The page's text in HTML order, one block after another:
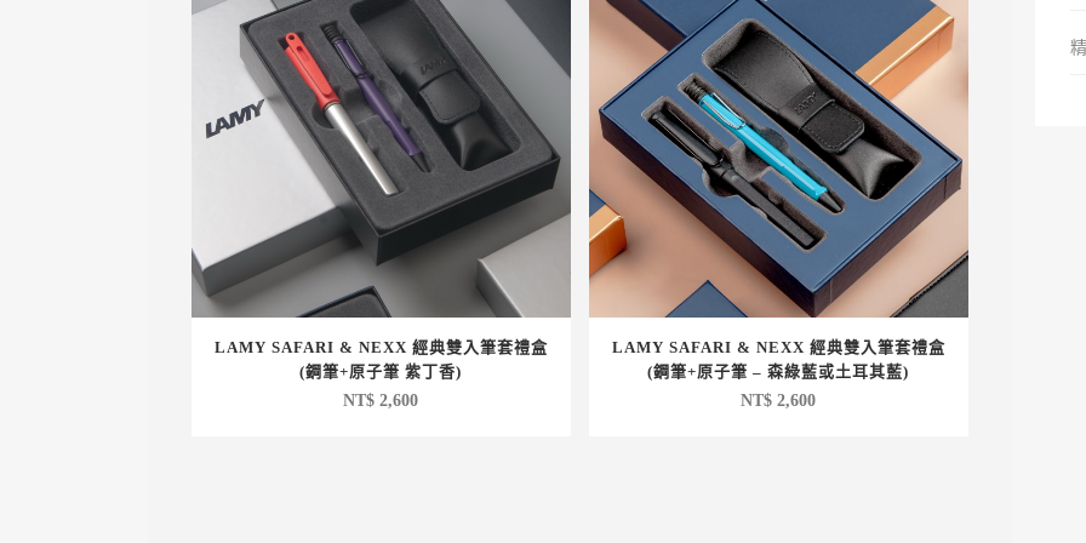
LAMY SAFARI & NEXX 經典雙入筆套禮盒
(鋼筆+原子筆 紫丁香)
NT$ 2,600
LAMY SAFARI & NEXX 經典雙入筆套禮盒
(鋼筆+原子筆 – 森綠藍或土耳其藍)
NT$ 2,600